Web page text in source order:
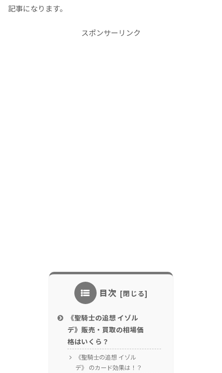
記事になります。
スポンサーリンク
目次
《聖騎士の追想 イゾル
デ》販売・買取の相場価
格はいくら？
《聖騎士の追想 イゾル
デ》 のカード効果は！？